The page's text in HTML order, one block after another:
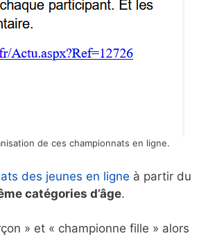
de ces championnats en ligne.
des jeunes en ligne à partir du
catégories d’âge.
» et « championne fille » alors